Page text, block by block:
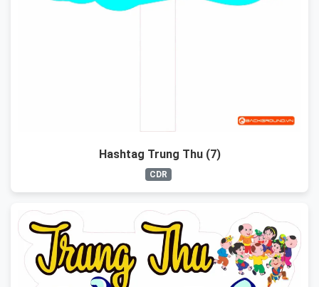
Hashtag Trung Thu (7)
CDR